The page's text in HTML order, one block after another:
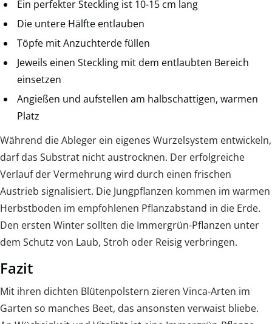
Ein perfekter Steckling ist 10-15 cm lang
Die untere Hälfte entlauben
Töpfe mit Anzuchterde füllen
Jeweils einen Steckling mit dem entlaubten Bereich
einsetzen
Angießen und aufstellen am halbschattigen, warmen
Platz
Während die Ableger ein eigenes Wurzelsystem entwickeln,
darf das Substrat nicht austrocknen. Der erfolgreiche
Verlauf der Vermehrung wird durch einen frischen
Austrieb signalisiert. Die Jungpflanzen kommen im warmen
Herbstboden im empfohlenen Pflanzabstand in die Erde.
Den ersten Winter sollten die Immergrün-Pflanzen unter
dem Schutz von Laub, Stroh oder Reisig verbringen.
Fazit
Mit ihren dichten Blütenpolstern zieren Vinca-Arten im
Garten so manches Beet, das ansonsten verwaist bliebe.